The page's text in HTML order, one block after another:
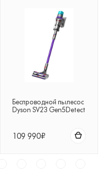
Беспроводной пылесос
Dyson SV23 Gen5Detect
109 990₽